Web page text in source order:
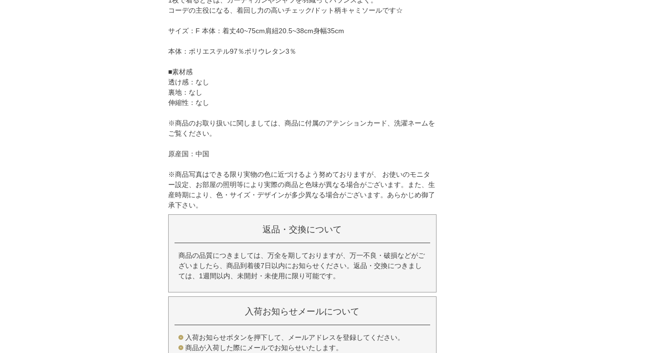
コーデの主役になる、着回し力の高いチェック/ドット柄キャミソールです☆
サイズ：F 本体：着丈40~75cm肩紐20.5~38cm身幅35cm
本体：ポリエステル97％ポリウレタン3％
■素材感
透け感：なし
裏地：なし
伸縮性：なし
※商品のお取り扱いに関しましては、商品に付属のアテンションカード、洗濯ネームを
ご覧ください。
原産国：中国
※商品写真はできる限り実物の色に近づけるよう努めておりますが、 お使いのモニタ
ー設定、お部屋の照明等により実際の商品と色味が異なる場合がございます。また、生
産時期により、色・サイズ・デザインが多少異なる場合がございます。あらかじめ御了
承下さい。
返品・交換について
商品の品質につきましては、万全を期しておりますが、万一不良・破損などがご
ざいましたら、商品到着後7日以内にお知らせください。返品・交換につきまし
ては、1週間以内、未開封・未使用に限り可能です。
入荷お知らせメールについて
入荷お知らせボタンを押下して、メールアドレスを登録してください。
商品が入荷した際にメールでお知らせいたします。